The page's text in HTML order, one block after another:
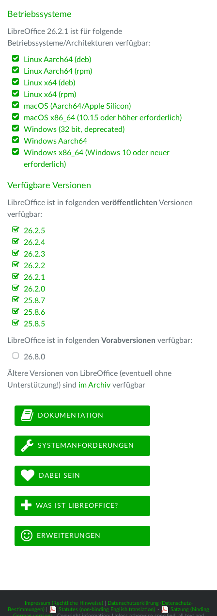
Betriebssysteme
LibreOffice 26.2.1 ist für folgende
Betriebssysteme/Architekturen verfügbar:
Linux Aarch64 (deb)
Linux Aarch64 (rpm)
Linux x64 (deb)
Linux x64 (rpm)
macOS (Aarch64/Apple Silicon)
macOS x86_64 (10.15 oder höher erforderlich)
Windows (32 bit, deprecated)
Windows Aarch64
Windows x86_64 (Windows 10 oder neuer
erforderlich)
Verfügbare Versionen
LibreOffice ist in folgenden veröffentlichten Versionen
verfügbar:
26.2.5
26.2.4
26.2.3
26.2.2
26.2.1
26.2.0
25.8.7
25.8.6
25.8.5
LibreOffice ist in folgenden Vorabversionen verfügbar:
26.8.0
Ältere Versionen von LibreOffice (eventuell ohne
Unterstützung!) sind im Archiv verfügbar
DOKUMENTATION
SYSTEMANFORDERUNGEN
DABEI SEIN
WAS IST LIBREOFFICE?
ERWEITERUNGEN
Impressum (Rechtliche Hinweise)|
Datenschutzerklärung (Datenschutz-
Bestimmungen)
Statutes (non-binding English translation) -
Satzung (binding